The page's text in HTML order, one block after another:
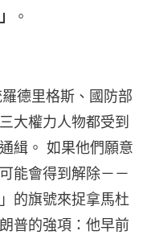
。
德里格斯、國防部
大權力人物都受到
緝。 如果他們願意
能會得到解除－－
的旗號來捉拿馬杜
普的強項：他早前